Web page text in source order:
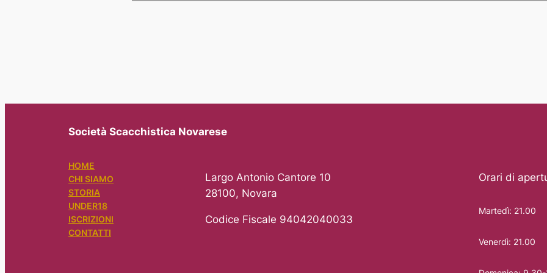
Società Scacchistica Novarese
HOME
CHI SIAMO
STORIA
UNDER18
ISCRIZIONI
CONTATTI
Largo Antonio Cantore 10
28100, Novara
Codice Fiscale 94042040033
Orari di
Martedì: 21.00
Venerdì: 21.00